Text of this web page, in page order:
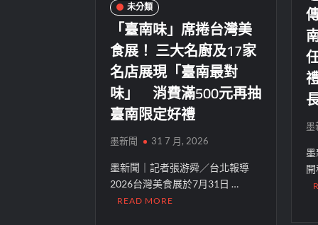
未分類
「臺南味」席捲台灣美
食展！ 三大名廚及17家
名店展現「臺南最對
味」 消費滿500元再抽
臺南限定好禮
墨新聞 31 7 月, 2026
墨新聞｜記者張游舜／台北報導
2026台灣美食展於7月31日 …
READ MORE
墨
墨